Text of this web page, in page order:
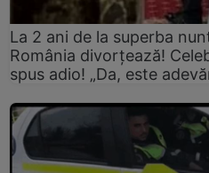
La 2 ani de la superba
România divorțează!
spus adio! „Da, este